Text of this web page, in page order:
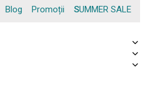
Blog Promoții SUMMER SALE